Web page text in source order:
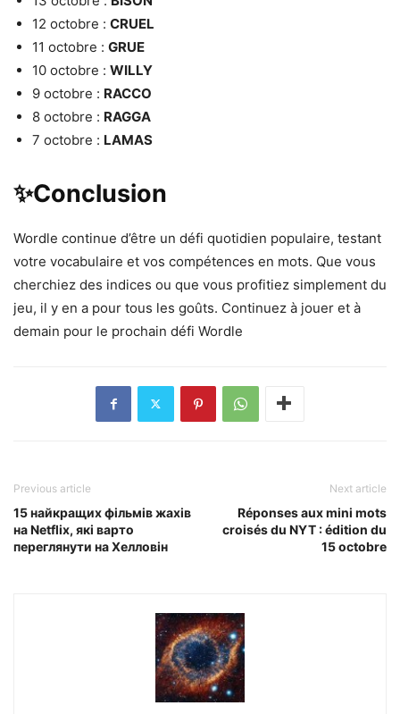
12 octobre : CRUEL
11 octobre : GRUE
10 octobre : WILLY
9 octobre : RACCO
8 octobre : RAGGA
7 octobre : LAMAS
✨Conclusion
Wordle continue d’être un défi quotidien populaire, testant
votre vocabulaire et vos compétences en mots. Que vous
cherchiez des indices ou que vous profitiez simplement du
jeu, il y en a pour tous les goûts. Continuez à jouer et à
demain pour le prochain défi Wordle
Previous article
15 найкращих фільмів жахів
на Netflix, які варто
переглянути на Хелловін
Next article
Réponses aux mini mots
croisés du NYT : édition du
15 octobre